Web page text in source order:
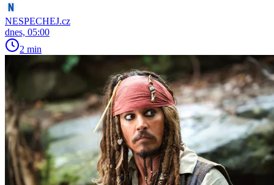
NESPECHEJ.cz
dnes, 05:00
2 min